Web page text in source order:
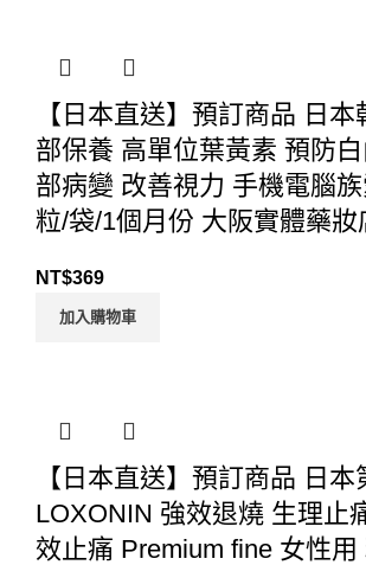
【日本直送】預訂商品 日
部保養 高單位葉黃素 預防
部病變 改善視力 手機電腦
粒/袋/1個月份 大阪實體藥妝
NT$369
加入購物車
【日本直送】預訂商品 日本
LOXONIN 強效退燒 生理止
效止痛 Premium fine 女性用